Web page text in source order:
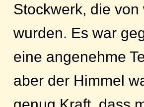
Stockwerk, die
wurden. Es war
eine angenehme
aber der Himmel